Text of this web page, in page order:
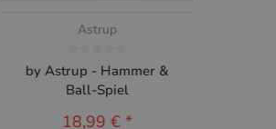
Astrup
by Astrup - Hammer &
Ball-Spiel
18,99 € *